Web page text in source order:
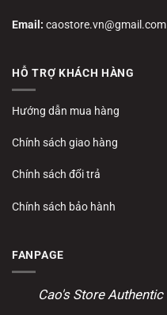
Email: caostore.vn@gmail.com
HỖ TRỢ KHÁCH HÀNG
Hướng dẫn mua hàng
Chính sách giao hàng
Chính sách đổi trả
Chính sách bảo hành
FANPAGE
Cao's Store Authentic